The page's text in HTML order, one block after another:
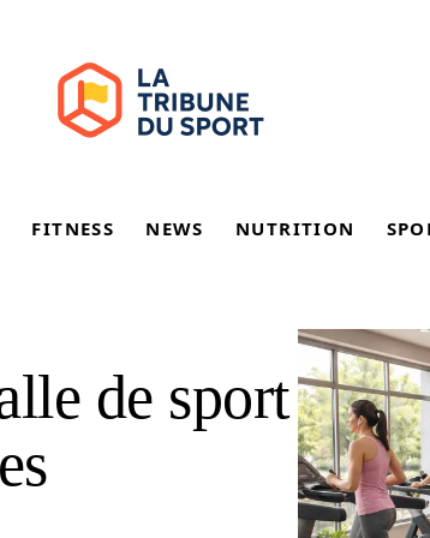
FITNESS NEWS NUTRITION
de sport